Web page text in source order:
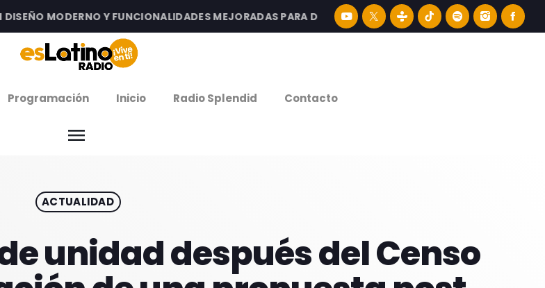
MODERNO Y FUNCIONALIDADES MEJORADAS PARA DISFRUTAR LA MEJOR MÚSICA LATINA Y
Programación Inicio Radio Splendid Contacto
menu
ACTUALIDAD
unidad después del Censo